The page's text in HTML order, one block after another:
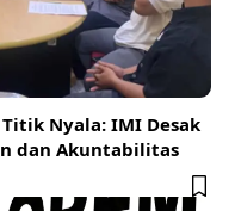
Nyala: IMI Desak
dan Akuntabilitas